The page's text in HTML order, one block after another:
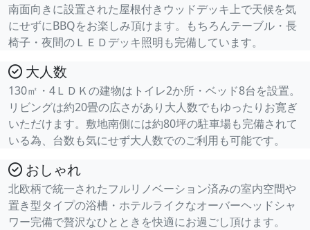
南面向きに設置された屋根付きウッドデッキ上で天候を気
にせずにBBQをお楽しみ頂けます。もちろんテーブル・長
椅子・夜間のＬＥＤデッキ照明も完備しています。
大人数
130㎡・4ＬＤＫの建物はトイレ2か所・ベッド8台を設置。
リビングは約20畳の広さがあり大人数でもゆったりお寛ぎ
いただけます。敷地南側には約80坪の駐車場も完備されて
いる為、台数も気にせず大人数でのご利用も可能です。
おしゃれ
北欧柄で統一されたフルリノベーション済みの室内空間や
置き型タイプの浴槽・ホテルライクなオーバーヘッドシャ
ワー完備で贅沢なひとときを快適にお過ごし頂けます。